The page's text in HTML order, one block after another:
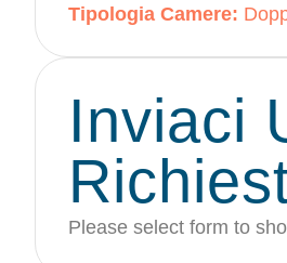
Tipologia Camere:
Inviaci
Please select form to